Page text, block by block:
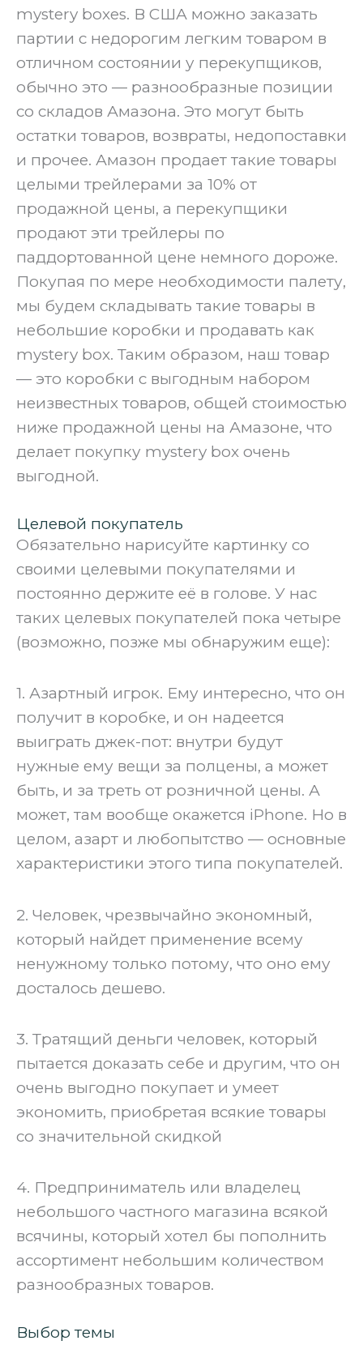
mystery boxes. В США можно заказать
партии с недорогим легким товаром в
отличном состоянии у перекупщиков,
обычно это — разнообразные позиции
со складов Амазона. Это могут быть
остатки товаров, возвраты, недопоставки
и прочее. Амазон продает такие товары
целыми трейлерами за 10% от
продажной цены, а перекупщики
продают эти трейлеры по
паддортованной цене немного дороже.
Покупая по мере необходимости палету,
мы будем складывать такие товары в
небольшие коробки и продавать как
mystery box. Таким образом, наш товар
— это коробки с выгодным набором
неизвестных товаров, общей стоимостью
ниже продажной цены на Амазоне, что
делает покупку mystery box очень
выгодной.
Целевой покупатель
Обязательно нарисуйте картинку со
своими целевыми покупателями и
постоянно держите её в голове. У нас
таких целевых покупателей пока четыре
(возможно, позже мы обнаружим еще):
‍1. Азартный игрок. Ему интересно, что он
получит в коробке, и он надеется
выиграть джек-пот: внутри будут
нужные ему вещи за полцены, а может
быть, и за треть от розничной цены. А
может, там вообще окажется iPhone. Но в
целом, азарт и любопытство — основные
характеристики этого типа покупателей.
2. Человек, чрезвычайно экономный,
который найдет применение всему
ненужному только потому, что оно ему
досталось дешево.
3. Тратящий деньги человек, который
пытается доказать себе и другим, что он
очень выгодно покупает и умеет
экономить, приобретая всякие товары
со значительной скидкой
4. Предприниматель или владелец
небольшого частного магазина всякой
всячины, который хотел бы пополнить
ассортимент небольшим количеством
разнообразных товаров.
Выбор темы